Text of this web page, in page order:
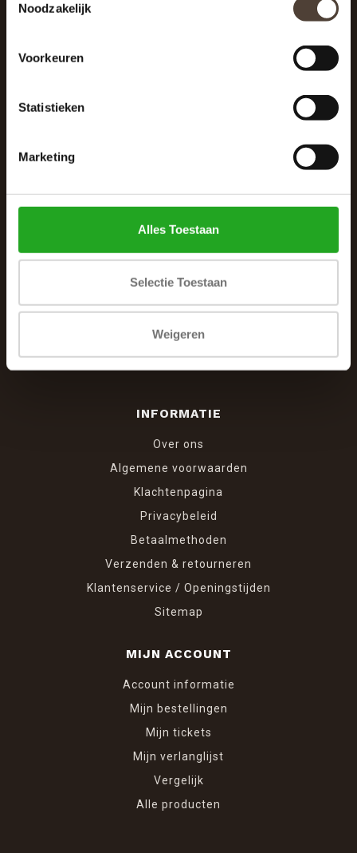
Noodzakelijk
Voorkeuren
Statistieken
Marketing
Alles Toestaan
Selectie Toestaan
Weigeren
5625 AG Eindhoven
INFORMATIE
Over ons
Algemene voorwaarden
Klachtenpagina
Privacybeleid
Betaalmethoden
Verzenden & retourneren
Klantenservice / Openingstijden
Sitemap
MIJN ACCOUNT
Account informatie
Mijn bestellingen
Mijn tickets
Mijn verlanglijst
Vergelijk
Alle producten